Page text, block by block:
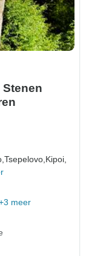
Tsepelovo, Kipoi,
meer